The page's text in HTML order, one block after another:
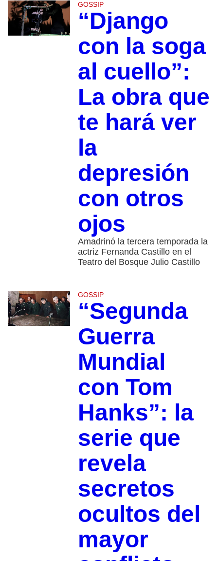
GOSSIP
“Django
con la soga
al cuello”:
La obra que
te hará ver
la
depresión
con otros
ojos
Amadrinó la tercera temporada la
actriz Fernanda Castillo en el
Teatro del Bosque Julio Castillo
GOSSIP
“Segunda
Guerra
Mundial
con Tom
Hanks”: la
serie que
revela
secretos
ocultos del
mayor